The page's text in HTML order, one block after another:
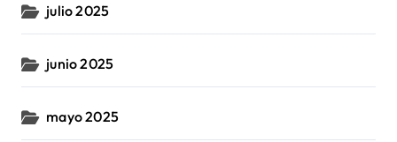
julio 2025
junio 2025
mayo 2025